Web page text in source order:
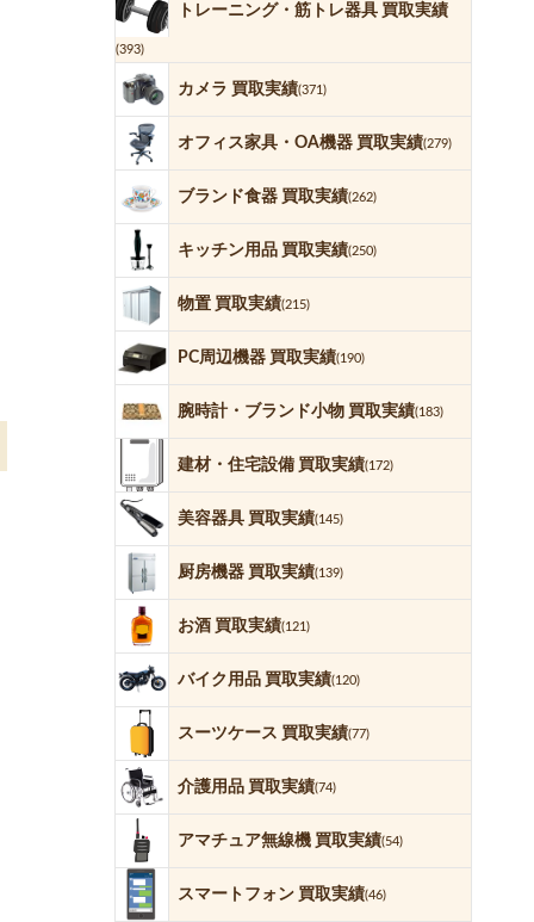
トレーニング・筋トレ器具 買取実績
(393)
カメラ 買取実績(371)
オフィス家具・OA機器 買取実績(279)
ブランド食器 買取実績(262)
キッチン用品 買取実績(250)
物置 買取実績(215)
PC周辺機器 買取実績(190)
腕時計・ブランド小物 買取実績(183)
建材・住宅設備 買取実績(172)
美容器具 買取実績(145)
厨房機器 買取実績(139)
お酒 買取実績(121)
バイク用品 買取実績(120)
スーツケース 買取実績(77)
介護用品 買取実績(74)
アマチュア無線機 買取実績(54)
スマートフォン 買取実績(46)